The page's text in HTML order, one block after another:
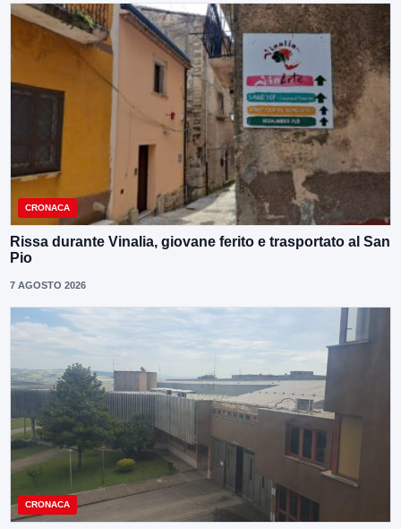
CRONACA
Rissa durante Vinalia, giovane ferito e trasportato al San
Pio
7 AGOSTO 2026
CRONACA